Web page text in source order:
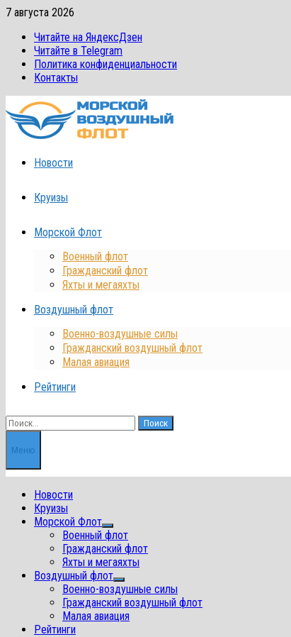
Перейти
содержимому
7 августа 2026
Читайте на ЯндексДзен
Читайте в Telegram
Политика конфиденциальности
Контакты
Новости
Круизы
Морской Флот
Военный флот
Гражданский флот
Яхты и мегаяхты
Воздушный флот
Военно-воздушные силы
Гражданский воздушный флот
Малая авиация
Рейтинги
Найти:
Меню
Новости
Круизы
Морской Флот
Показать
подменю
Военный флот
Гражданский флот
Яхты и мегаяхты
Воздушный флот
Показать
подменю
Военно-воздушные силы
Гражданский воздушный флот
Малая авиация
Рейтинги